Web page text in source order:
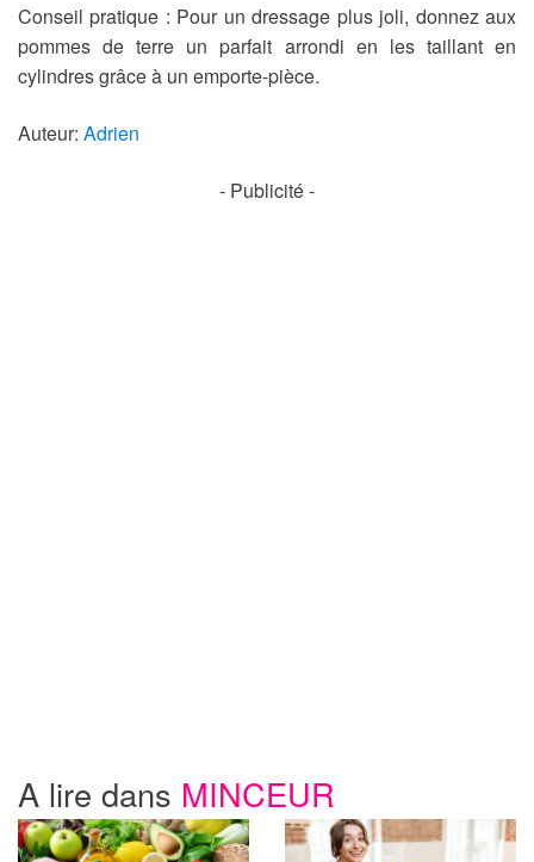
Conseil pratique : Pour un dressage plus joli, donnez aux
pommes de terre un parfait arrondi en les taillant en
cylindres grâce à un emporte-pièce.
Auteur: Adrien
- Publicité -
A lire dans MINCEUR